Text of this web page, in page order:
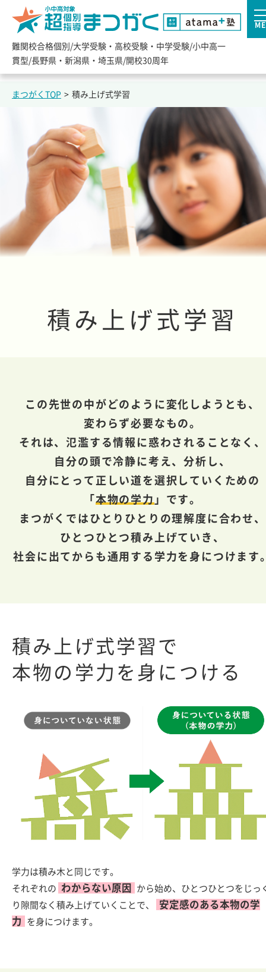
難関校合格個別/大学受験・高校受験・中学受験/小中高一
貫型/長野県・新潟県・埼玉県/開校30周年
まつがくTOP > 積み上げ式学習
積み上げ式学習
この先世の中がどのように変化しようとも、
変わらず必要なもの。
それは、氾濫する情報に惑わされることなく、
自分の頭で冷静に考え、分析し、
自分にとって正しい道を選択していくための
「 本物の学力 」です。
まつがくではひとりひとりの理解度に合わせ、
ひとつひとつ積み上げていき、
社会に出てからも通用する学力を身につけます
積み上げ式学習で
本物の学力を身につける
学力は積み木と同じです。
それぞれの
わからない原因
から始め、ひとつひとつをじっ
り隙間なく積み上げていくことで、
安定感のある本物の学
力
を身につけます。